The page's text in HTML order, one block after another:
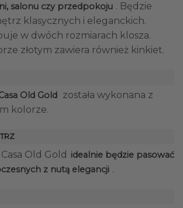
salonu czy przedpokoju . Będzie
klasycznych i eleganckich.
w dwóch rozmiarach klosza.
złotym zawiera również kinkiet.
Old Gold została wykonana z
kolorze.
Old Gold idealnie będzie pasować
z nutą elegancji .